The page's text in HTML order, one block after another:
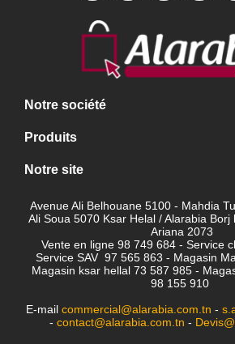
Notre société
Produits
Notre site
Avenue Ali Belhouane 5100 - Mahdia
Ali Soua 5070 Ksar Helal / Alarabia
Ariana 2073
Vente en ligne 98 749 684 - Service
Service SAV 97 565 863 - Magasin
Magasin ksar hellal 73 587 985 -
98 155 910
E-mail commercial@alarabia.com.tn -
- contact@alarabia.com.tn -